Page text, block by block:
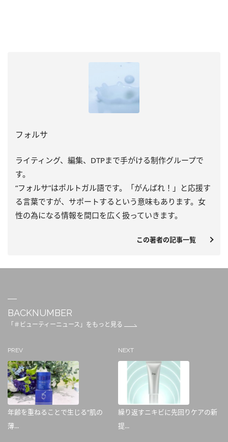
フォルサ
ライティング、編集、DTPまで手がける制作グループで
す。
“フォルサ”はポルトガル語です。「がんばれ！」と応援す
る言葉ですが、サポートするという意味もあります。女
性の為になる情報を間口を広く扱っていきます。
この著者の記事一覧
BACKNUMBER
「＃ビューティーニュース」をもっと見る
PREV
年齢を重ねることで生じる“肌の
薄...
NEXT
繰り返すニキビに先回りケアの新
提...